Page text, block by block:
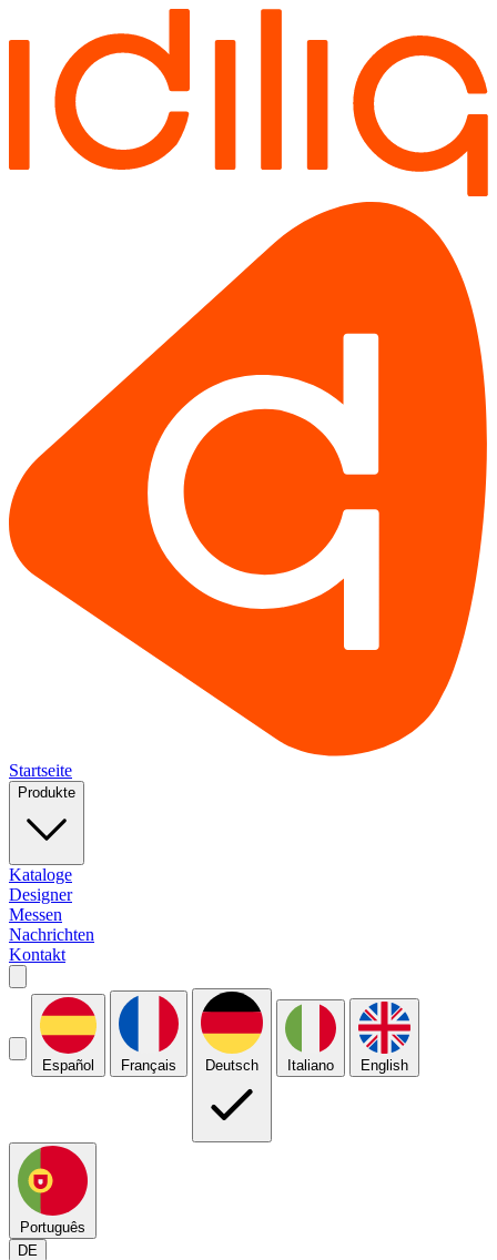
Startseite
Produkte
Kataloge
Designer
Messen
Nachrichten
Kontakt
Español Français Deutsch Italiano English
Português
DE